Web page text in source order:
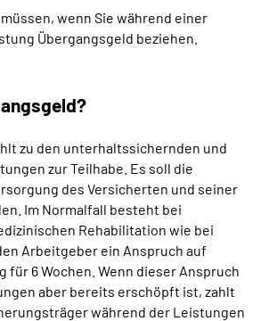
(DGS)
wenn Sie während einer
Übergangsgeld beziehen.
zu den unterhaltssichernden und
zur Teilhabe. Es soll die
des Versicherten und seiner
Im Normalfall besteht bei
Rehabilitation wie bei
Arbeitgeber ein Anspruch auf
für 6 Wochen. Wenn dieser Anspruch
aber bereits erschöpft ist, zahlt
während der Leistungen